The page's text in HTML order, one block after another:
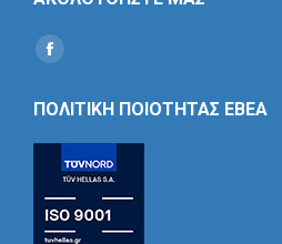
Find us on:
Social
ΠΟΛΙΤΙΚΗ ΠΟΙΟΤΗΤΑΣ ΕΒΕΑ